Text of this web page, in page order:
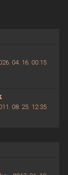
04. 16. 00:15
08. 25. 12:35